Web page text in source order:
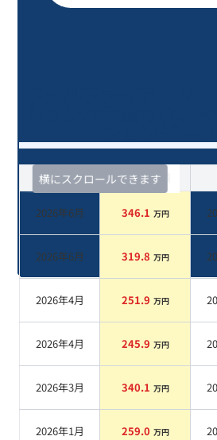
横にスクロールできます
査定時期 セルカ実績
2026年6月 346.1 万円
2026年6月 319.8 万円
2026年4月 251.9 万円
2026年4月 245.9 万円
2026年3月 340.1 万円
2026年1月 259.0 万円